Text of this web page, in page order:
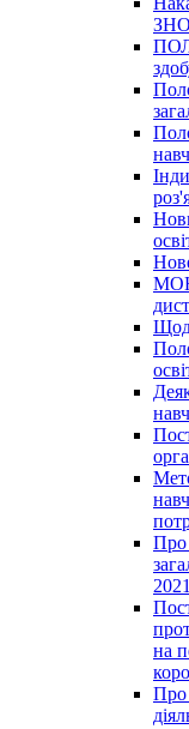
МОН
Про
на
Про